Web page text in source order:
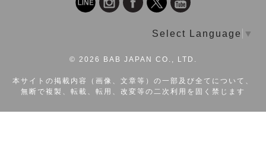
Select Language ▼
© 2026 BAB JAPAN CO., LTD.
本サイトの掲載内容（画像、文章等）の一部及び全てについて、
無断で複製、転載、転用、改変等の二次利用を固く禁じます